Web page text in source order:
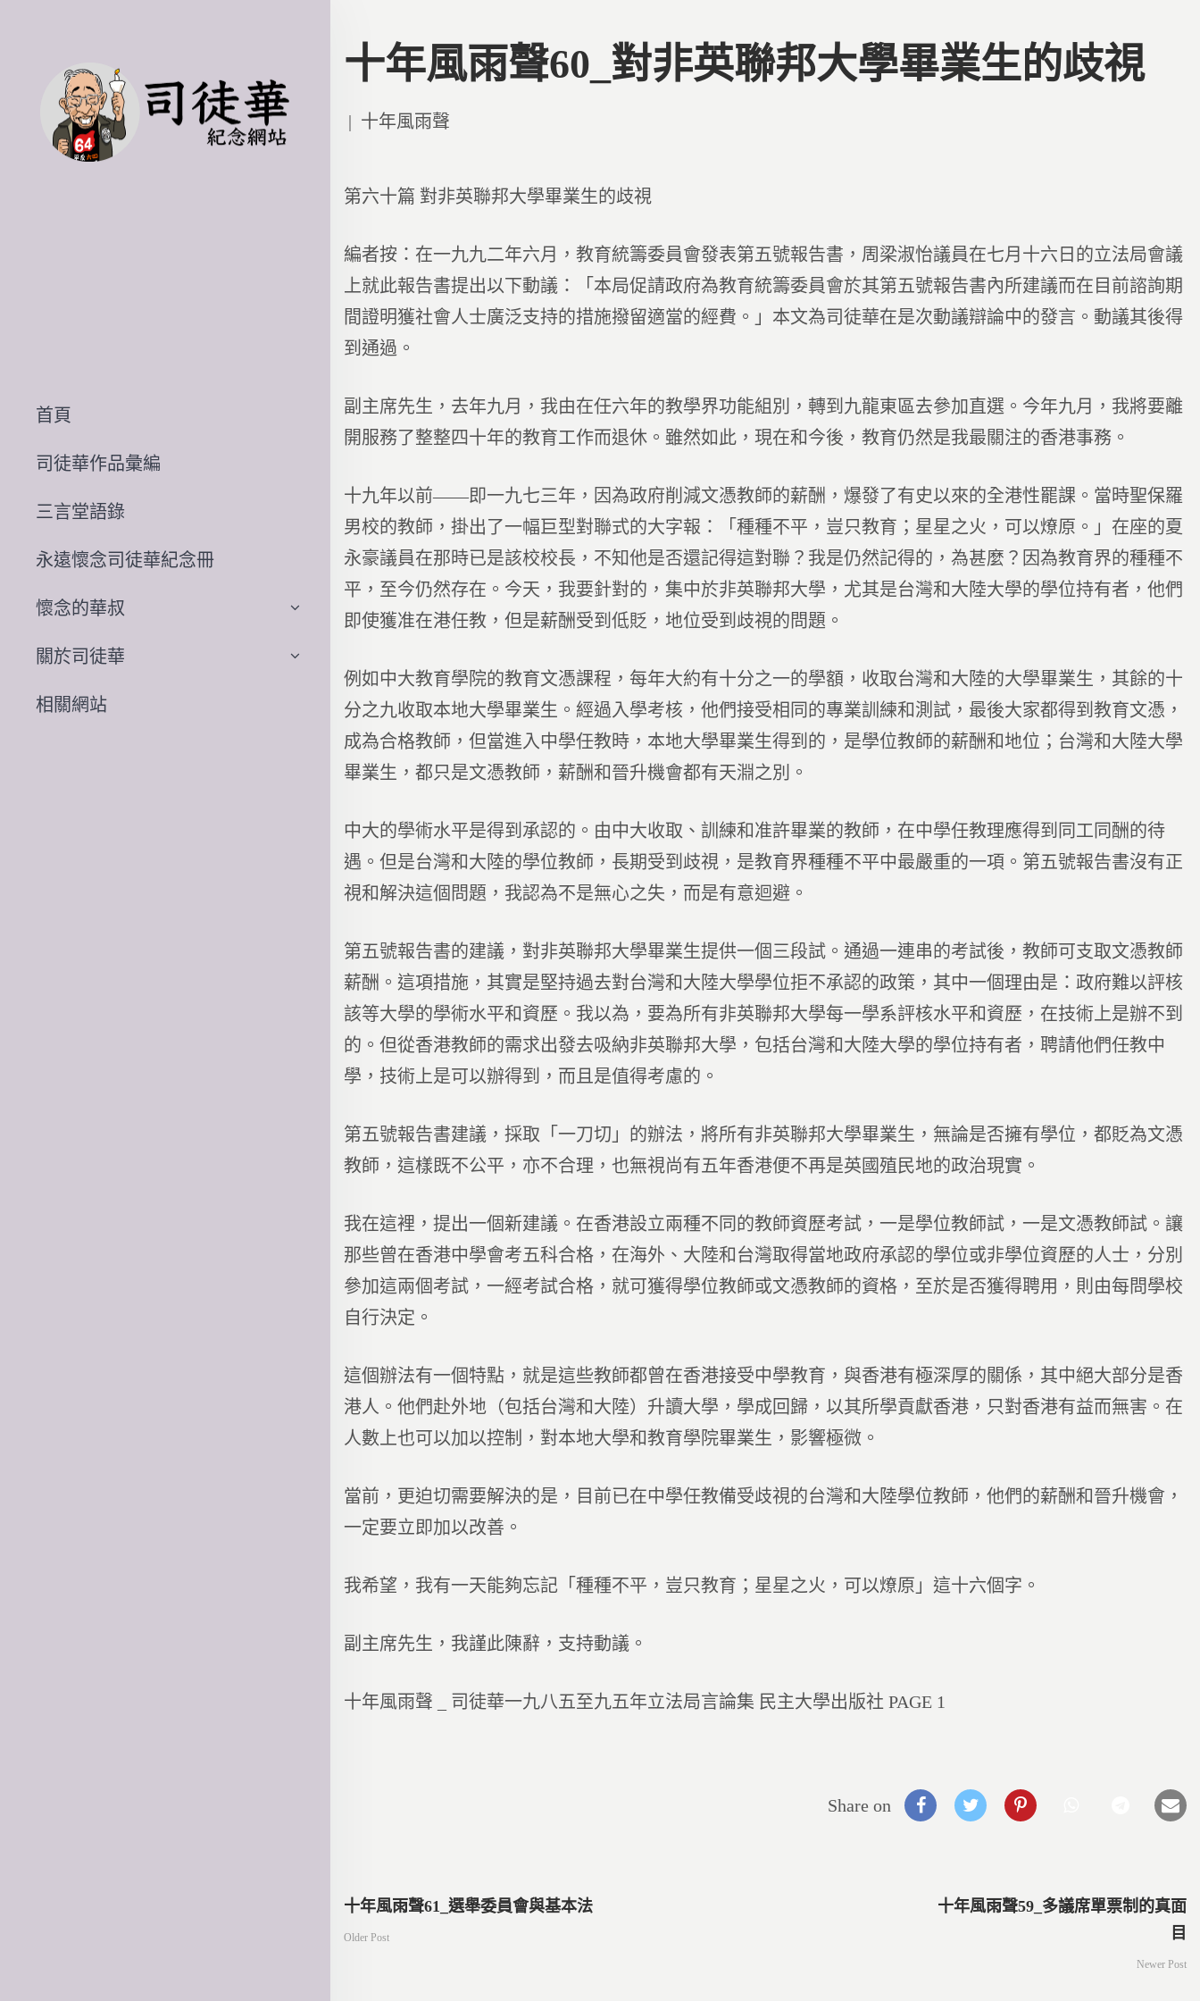
首頁
司徒華作品彙編
三言堂語錄
永遠懷念司徒華紀念冊
懷念的華叔
關於司徒華
相關網站
十年風雨聲60_對非英聯邦大學畢業生的歧視
Posted
十年風雨聲
第六十篇 對非英聯邦大學畢業生的歧視
編者按：在一九九二年六月，教育統籌委員會發表第五號報告書，周梁淑怡議員在七月十六日的立法局會議
上就此報告書提出以下動議：「本局促請政府為教育統籌委員會於其第五號報告書內所建議而在目前諮詢期
間證明獲社會人士廣泛支持的措施撥留適當的經費。」本文為司徒華在是次動議辯論中的發言。動議其後得
到通過。
副主席先生，去年九月，我由在任六年的教學界功能組別，轉到九龍東區去參加直選。今年九月，我將要離
開服務了整整四十年的教育工作而退休。雖然如此，現在和今後，教育仍然是我最關注的香港事務。
十九年以前——即一九七三年，因為政府削減文憑教師的薪酬，爆發了有史以來的全港性罷課。當時聖保羅
男校的教師，掛出了一幅巨型對聯式的大字報：「種種不平，豈只教育；星星之火，可以燎原。」在座的夏
永豪議員在那時已是該校校長，不知他是否還記得這對聯？我是仍然記得的，為甚麼？因為教育界的種種不
平，至今仍然存在。今天，我要針對的，集中於非英聯邦大學，尤其是台灣和大陸大學的學位持有者，他們
即使獲准在港任教，但是薪酬受到低貶，地位受到歧視的問題。
例如中大教育學院的教育文憑課程，每年大約有十分之一的學額，收取台灣和大陸的大學畢業生，其餘的十
分之九收取本地大學畢業生。經過入學考核，他們接受相同的專業訓練和測試，最後大家都得到教育文憑，
成為合格教師，但當進入中學任教時，本地大學畢業生得到的，是學位教師的薪酬和地位；台灣和大陸大學
畢業生，都只是文憑教師，薪酬和晉升機會都有天淵之別。
中大的學術水平是得到承認的。由中大收取、訓練和准許畢業的教師，在中學任教理應得到同工同酬的待
遇。但是台灣和大陸的學位教師，長期受到歧視，是教育界種種不平中最嚴重的一項。第五號報告書沒有正
視和解決這個問題，我認為不是無心之失，而是有意迴避。
第五號報告書的建議，對非英聯邦大學畢業生提供一個三段試。通過一連串的考試後，教師可支取文憑教師
薪酬。這項措施，其實是堅持過去對台灣和大陸大學學位拒不承認的政策，其中一個理由是：政府難以評核
該等大學的學術水平和資歷。我以為，要為所有非英聯邦大學每一學系評核水平和資歷，在技術上是辦不到
的。但從香港教師的需求出發去吸納非英聯邦大學，包括台灣和大陸大學的學位持有者，聘請他們任教中
學，技術上是可以辦得到，而且是值得考慮的。
第五號報告書建議，採取「一刀切」的辦法，將所有非英聯邦大學畢業生，無論是否擁有學位，都貶為文憑
教師，這樣既不公平，亦不合理，也無視尚有五年香港便不再是英國殖民地的政治現實。
我在這裡，提出一個新建議。在香港設立兩種不同的教師資歷考試，一是學位教師試，一是文憑教師試。讓
那些曾在香港中學會考五科合格，在海外、大陸和台灣取得當地政府承認的學位或非學位資歷的人士，分別
參加這兩個考試，一經考試合格，就可獲得學位教師或文憑教師的資格，至於是否獲得聘用，則由每問學校
自行決定。
這個辦法有一個特點，就是這些教師都曾在香港接受中學教育，與香港有極深厚的關係，其中絕大部分是香
港人。他們赴外地（包括台灣和大陸）升讀大學，學成回歸，以其所學貢獻香港，只對香港有益而無害。在
人數上也可以加以控制，對本地大學和教育學院畢業生，影響極微。
當前，更迫切需要解決的是，目前已在中學任教備受歧視的台灣和大陸學位教師，他們的薪酬和晉升機會，
一定要立即加以改善。
我希望，我有一天能夠忘記「種種不平，豈只教育；星星之火，可以燎原」這十六個字。
副主席先生，我謹此陳辭，支持動議。
十年風雨聲 _ 司徒華一九八五至九五年立法局言論集 民主大學出版社 PAGE 1
Share on
文
十年風雨聲61_選舉委員會與基本法
Older Post
十年風雨聲59_多議席單票制的真面
目
Newer Post